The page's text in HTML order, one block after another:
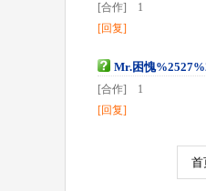
[合作] 1
[回复]
Mr.困愧
[合作] 1
[回复]
首